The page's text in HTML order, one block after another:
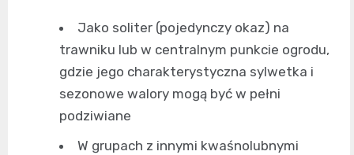
Jako soliter (pojedynczy okaz) na
trawniku lub w centralnym punkcie ogrodu,
gdzie jego charakterystyczna sylwetka i
sezonowe walory mogą być w pełni
podziwiane
W grupach z innymi kwaśnolubnymi